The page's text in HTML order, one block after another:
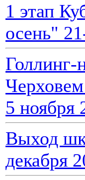
1 этап
осень"
Голлинг-
5 ноября
Выход
декабря